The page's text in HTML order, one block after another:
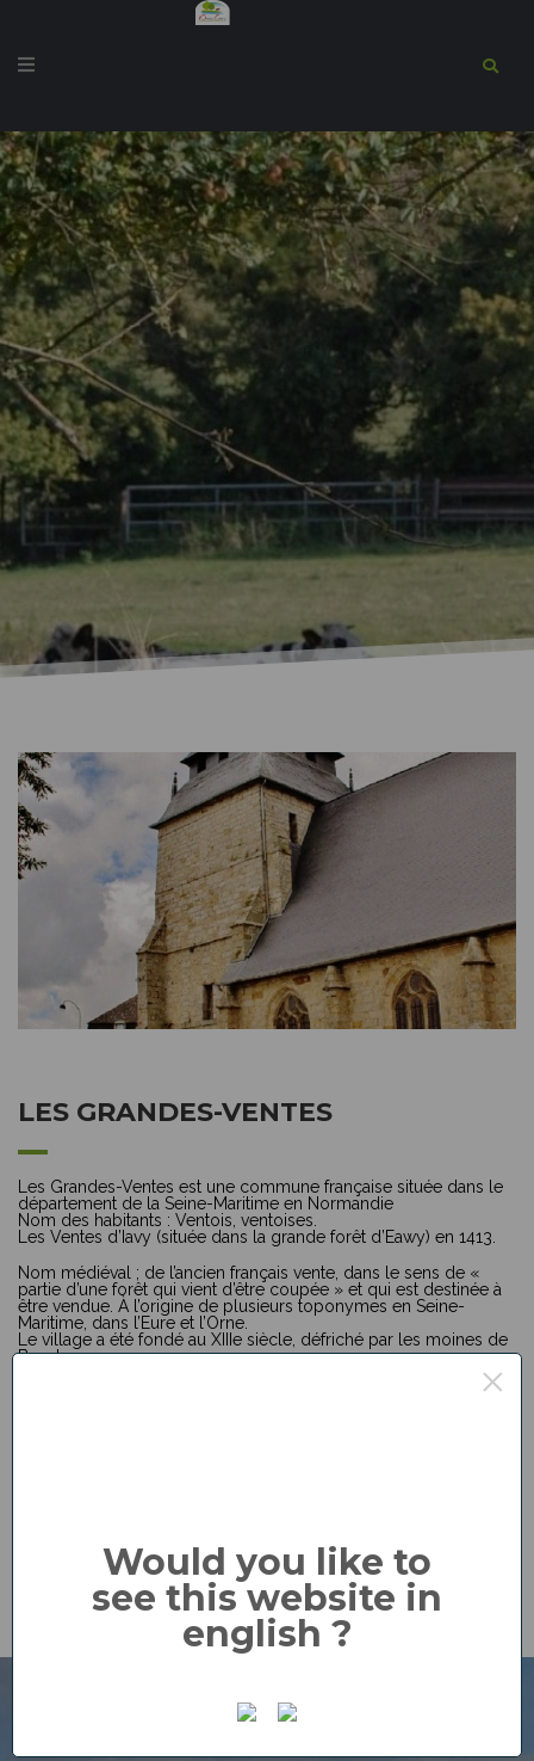
LES GRANDES-VENTES
Les Grandes-Ventes est une commune française située dans le
département de la Seine-Maritime en Normandie
Nom des habitants : Ventois, ventoises.
Les Ventes d’Iavy (située dans la grande forêt d’Eawy) en 1413.
Nom médiéval ; de l’ancien français vente, dans le sens de «
partie d’une forêt qui vient d’être coupée » et qui est destinée à
être vendue. À l’origine de plusieurs toponymes en Seine-
Maritime, dans l’Eure et l’Orne.
Le village a été fondé au XIIIe siècle, défriché par les moines de
Beaubec.
Would you like to
see this website in
english ?
×